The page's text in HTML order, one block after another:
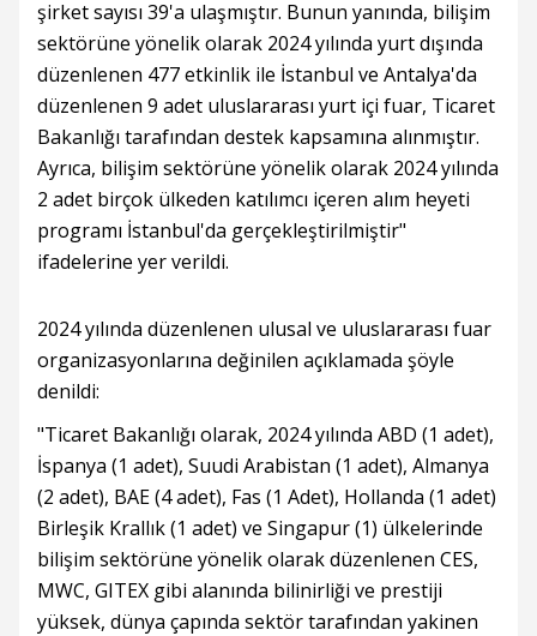
şirket sayısı 39'a ulaşmıştır. Bunun yanında, bilişim
sektörüne yönelik olarak 2024 yılında yurt dışında
düzenlenen 477 etkinlik ile İstanbul ve Antalya'da
düzenlenen 9 adet uluslararası yurt içi fuar, Ticaret
Bakanlığı tarafından destek kapsamına alınmıştır.
Ayrıca, bilişim sektörüne yönelik olarak 2024 yılında
2 adet birçok ülkeden katılımcı içeren alım heyeti
programı İstanbul'da gerçekleştirilmiştir"
ifadelerine yer verildi.
2024 yılında düzenlenen ulusal ve uluslararası fuar
organizasyonlarına değinilen açıklamada şöyle
denildi:
"Ticaret Bakanlığı olarak, 2024 yılında ABD (1 adet),
İspanya (1 adet), Suudi Arabistan (1 adet), Almanya
(2 adet), BAE (4 adet), Fas (1 Adet), Hollanda (1 adet)
Birleşik Krallık (1 adet) ve Singapur (1) ülkelerinde
bilişim sektörüne yönelik olarak düzenlenen CES,
MWC, GITEX gibi alanında bilinirliği ve prestiji
yüksek, dünya çapında sektör tarafından yakinen